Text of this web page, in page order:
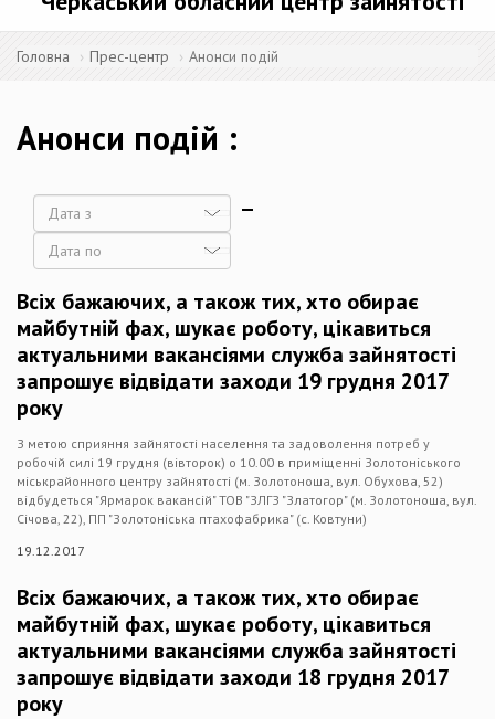
Головна Прес-центр Анонси подій
Анонси подій
Дата
Всіх бажаючих, а також тих, хто обирає
майбутній фах, шукає роботу, цікавиться
актуальними вакансіями служба зайнятості
запрошує відвідати заходи 19 грудня 2017
року
З метою сприяння зайнятості населення та задоволення потреб у
робочій силі 19 грудня (вівторок) о 10.00 в приміщенні Золотоніського
міськрайонного центру зайнятості (м. Золотоноша, вул. Обухова, 52)
відбудеться "Ярмарок вакансій" ТОВ "ЗЛГЗ "Златогор" (м. Золотоноша, вул.
Січова, 22), ПП "Золотоніська птахофабрика" (с. Ковтуни)
19.12.2017
Всіх бажаючих, а також тих, хто обирає
майбутній фах, шукає роботу, цікавиться
актуальними вакансіями служба зайнятості
запрошує відвідати заходи 18 грудня 2017
року